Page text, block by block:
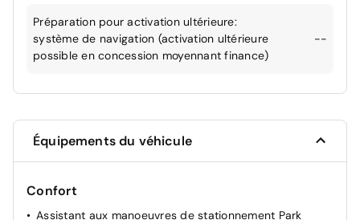
Préparation pour activation ultérieure:
système de navigation (activation ultérieure
possible en concession moyennant finance)
--
Équipements du véhicule
Confort
Assistant aux manoeuvres de stationnement Park